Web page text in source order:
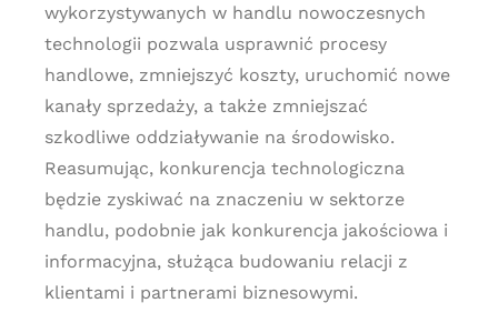
wykorzystywanych w handlu nowoczesnych
technologii pozwala usprawnić procesy
handlowe, zmniejszyć koszty, uruchomić nowe
kanały sprzedaży, a także zmniejszać
szkodliwe oddziaływanie na środowisko.
Reasumując, konkurencja technologiczna
będzie zyskiwać na znaczeniu w sektorze
handlu, podobnie jak konkurencja jakościowa i
informacyjna, służąca budowaniu relacji z
klientami i partnerami biznesowymi.